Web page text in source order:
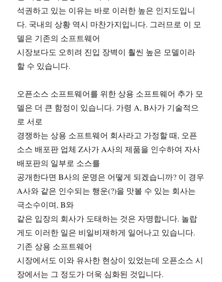
석권하고 있는 이유는 바로 이러한 높은 인지도입니
다. 국내의 상황 역시 마찬가지입니다. 그러므로 이 모
델은 기존의 소프트웨어
시장보다도 오히려 진입 장벽이 훨씬 높은 모델이라
할 수 있습니다.
오픈소스 소프트웨어를 위한 상용 소프트웨어 추가 모
델은 더 큰 함정이 있습니다. 가령 A, B사가 기술적으
로 서로
경쟁하는 상용 소프트웨어 회사라고 가정할 때, 오픈
소스 배포판 업체 Z사가 A사의 제품을 인수하여 자사
배포판의 일부로 소스를
공개한다면 B사의 운명은 어떻게 되겠습니까? 이 경우
A사와 같은 인수되는 행운(?)을 맛볼 수 있는 회사는
극소수이며, B와
같은 입장의 회사가 도태하는 것은 자명합니다. 놀랍
게도 이러한 일은 비일비재하게 일어나고 있습니다.
기존 상용 소프트웨어
시장에서도 이와 유사한 현상이 있었는데 오픈소스 시
장에서는 그 정도가 더욱 심화된 것입니다.